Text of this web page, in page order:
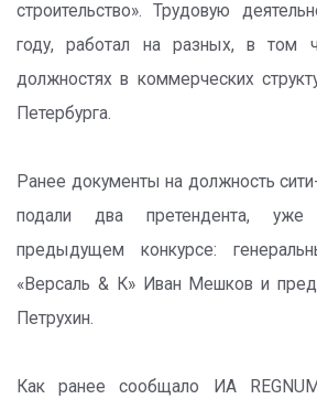
строительство». Трудовую
году, работал на разных, в том
должностях в коммерческих
Петербурга.
Ранее документы на должность
подали два претендента, уже
предыдущем конкурсе:
«Версаль & К» Иван Мешков и
Петрухин.
Как ранее сообщало ИА